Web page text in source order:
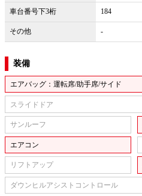
車台番号下3桁 184
その他 -
装備
エアバッグ：運転席/助手席/サイド
スライドドア
サンルーフ
エアコン
リフトアップ
ダウンヒルアシストコントロール